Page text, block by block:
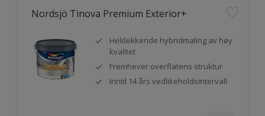
Nordsjö Tinova Premium Exterior+
Heldekkende hybridmaling av høy
kvalitet
Fremhever overflatens struktur
Inntil 14 års vedlikeholdsintervall